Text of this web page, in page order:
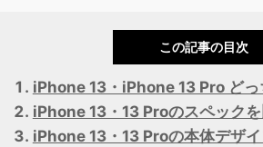
この記事の目次
iPhone 13・iPhone 13 Pro どっ
iPhone 13・13 Proのスペック
iPhone 13・13 Proの本体デザ